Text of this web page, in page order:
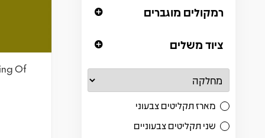
רמקולים מוגברים
ציוד משלים
מארז תקליטים צבעוני
שני תקליטים צבעוניים
Of